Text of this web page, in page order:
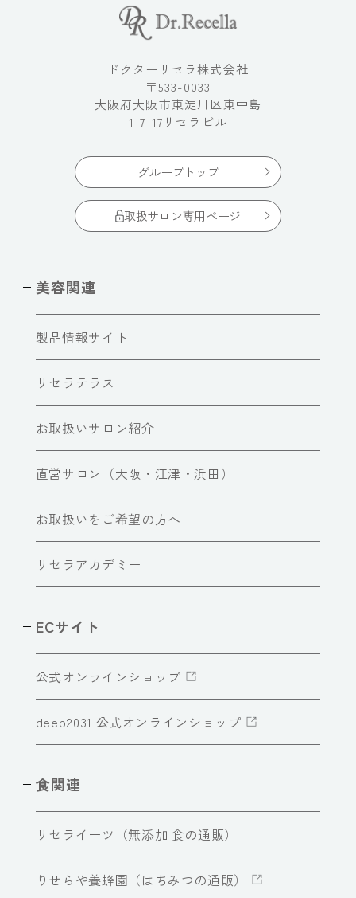
ドクターリセラ株式会社
〒533-0033
大阪府大阪市東淀川区東中島
1-7-17リセラビル
グループトップ
取扱サロン専用ページ
美容関連
製品情報サイト
リセラテラス
お取扱いサロン紹介
直営サロン（大阪・江津・浜田）
お取扱いをご希望の方へ
リセラアカデミー
ECサイト
公式オンラインショップ
deep2031 公式オンラインショップ
食関連
リセライーツ（無添加 食の通販）
りせらや養蜂園（はちみつの通販）